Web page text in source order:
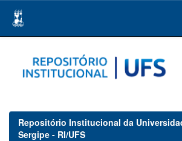
navigation
Repositório Institucional da
Sergipe - RI/UFS